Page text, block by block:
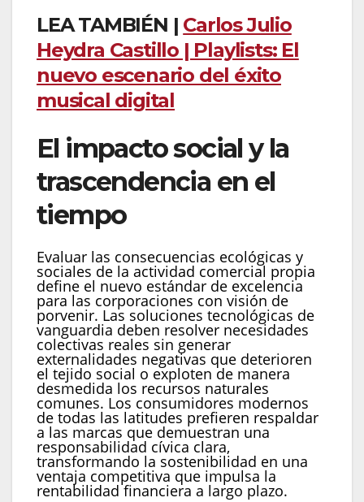
LEA TAMBIÉN | Carlos Julio
Heydra Castillo | Playlists: El
nuevo escenario del éxito
musical digital
El impacto social y la
trascendencia en el
tiempo
Evaluar las consecuencias ecológicas y
sociales de la actividad comercial propia
define el nuevo estándar de excelencia
para las corporaciones con visión de
porvenir. Las soluciones tecnológicas de
vanguardia deben resolver necesidades
colectivas reales sin generar
externalidades negativas que deterioren
el tejido social o exploten de manera
desmedida los recursos naturales
comunes. Los consumidores modernos
de todas las latitudes prefieren respaldar
a las marcas que demuestran una
responsabilidad cívica clara,
transformando la sostenibilidad en una
ventaja competitiva que impulsa la
rentabilidad financiera a largo plazo.